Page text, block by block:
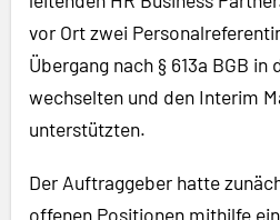
vor Ort zwei
Übergang nach § 613a BGB
wechselten und den Interim
unterstützten.
Der Auftraggeber hatte
offenen Positionen mithilfe